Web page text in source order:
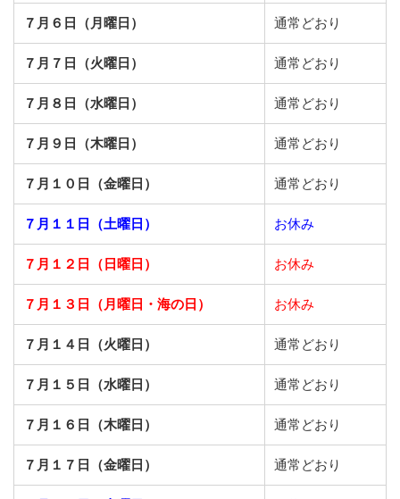
７月６日（月曜日） 通常どおり
７月７日（火曜日） 通常どおり
７月８日（水曜日） 通常どおり
７月９日（木曜日） 通常どおり
７月１０日（金曜日） 通常どおり
７月１１日（土曜日） お休み
７月１２日（日曜日） お休み
７月１３日（月曜日・海の日） お休み
７月１４日（火曜日） 通常どおり
７月１５日（水曜日） 通常どおり
７月１６日（木曜日） 通常どおり
７月１７日（金曜日） 通常どおり